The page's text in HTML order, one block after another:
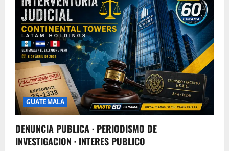
GUATEMALA
DENUNCIA PUBLICA · PERIODISMO DE
INVESTIGACION · INTERES PUBLICO